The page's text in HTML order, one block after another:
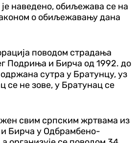
наведено, обиљежава се на
о обиљежавању дана
поводом страдања
Подриња и Бирча од 1992. до
сутра у Братунцу, уз
се не зове, у Братунац се
свим српским жртвама из
Бирча у Одбрамбено-